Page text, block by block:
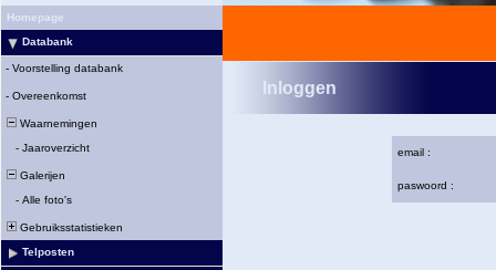
Homepage
Databank
- Voorstelling databank
- Overeenkomst
Waarnemingen
- Jaaroverzicht
Galerijen
- Alle foto's
Gebruiksstatistieken
Telposten
Inloggen
email :
paswoord :